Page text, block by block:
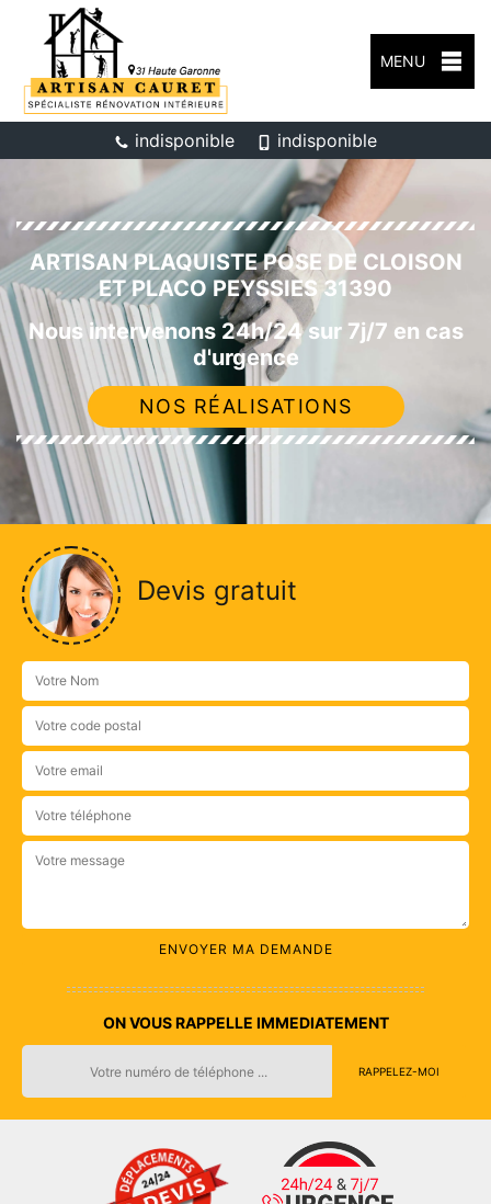
MENU
indisponible indisponible
ARTISAN PLAQUISTE POSE DE CLOISON
ET PLACO PEYSSIES 31390
Nous intervenons 24h/24 sur 7j/7 en cas
d'urgence
NOS RÉALISATIONS
Devis gratuit
ON VOUS RAPPELLE IMMEDIATEMENT